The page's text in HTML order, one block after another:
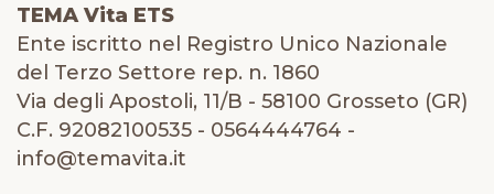
TEMA Vita ETS
Ente iscritto nel Registro Unico Nazionale
del Terzo Settore rep. n. 1860
Via degli Apostoli, 11/B - 58100 Grosseto (GR)
C.F. 92082100535 - 0564444764 -
info@temavita.it